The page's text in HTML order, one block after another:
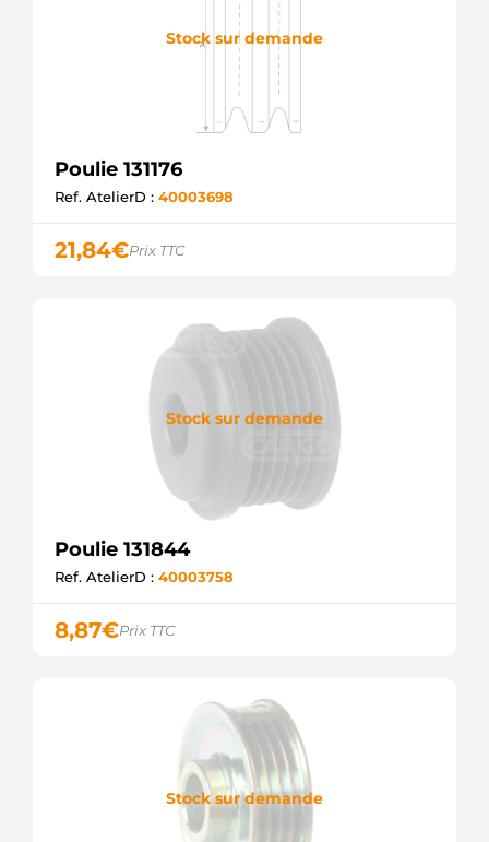
Stock sur demande
Poulie 131176
Ref. AtelierD : 40003698
21,84€Prix TTC
Stock sur demande
Poulie 131844
Ref. AtelierD : 40003758
8,87€Prix TTC
Stock sur demande